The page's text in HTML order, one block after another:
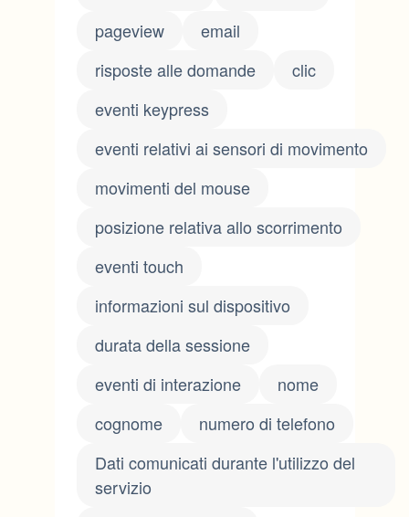
pageview
email
risposte alle domande
clic
eventi keypress
eventi relativi ai sensori di movimento
movimenti del mouse
posizione relativa allo scorrimento
eventi touch
informazioni sul dispositivo
durata della sessione
eventi di interazione
nome
cognome
numero di telefono
Dati comunicati durante l'utilizzo del
servizio